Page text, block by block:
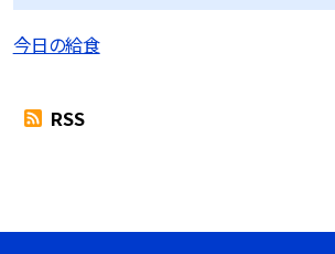
今日の給食
RSS